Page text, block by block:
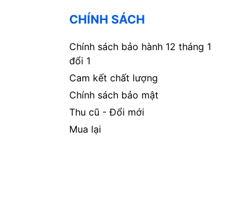
CHÍNH SÁCH
Chính sách bảo hành 12 tháng 1
đổi 1
Cam kết chất lượng
Chính sách bảo mật
Thu cũ - Đổi mới
Mua lại